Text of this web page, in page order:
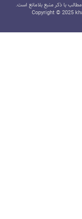
با ذکر منبع بلامانع است.
Copyright © 2025